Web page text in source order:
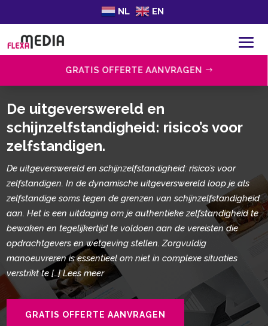
NL EN
GRATIS OFFERTE AANVRAGEN
De uitgeverswereld en
schijnzelfstandigheid: risico’s voor
zelfstandigen.​
De uitgeverswereld en schijnzelfstandigheid: risico’s voor
zelfstandigen. In de dynamische uitgeverswereld loop je als
zelfstandige soms tegen de grenzen van schijnzelfstandigheid
aan. Het is een uitdaging om je authentieke zelfstandigheid te
bewaken en tegelijkertijd te voldoen aan de vereisten die
opdrachtgevers en wetgeving stellen. Zorgvuldig
manoeuvreren is essentieel om niet in complexe situaties
verstrikt te […] Lees meer
GRATIS OFFERTE AANVRAGEN